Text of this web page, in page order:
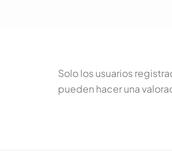
Solo los usuarios
pueden hacer una